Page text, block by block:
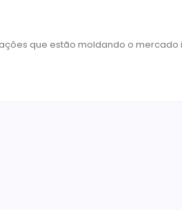
que estão moldando o mercado